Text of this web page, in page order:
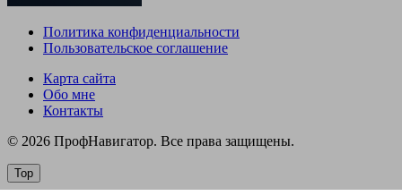
Политика конфиденциальности
Пользовательское соглашение
Карта сайта
Обо мне
Контакты
© 2026 ПрофНавигатор. Все права защищены.
Top